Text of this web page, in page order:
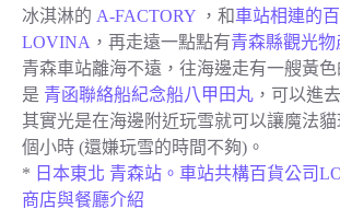
冰淇淋的 A-FACTORY ，和車站相連的
LOVINA ，再走遠一點點有青森縣觀光物
青森車站離海不遠，往海邊走有一艘黃
是 青函聯絡船紀念船八甲田丸 ，可以進
其實光是在海邊附近玩雪就可以讓魔法
個小時 (還嫌玩雪的時間不夠)。
* 日本東北 青森站。車站共構百貨公司
商店與餐廳介紹